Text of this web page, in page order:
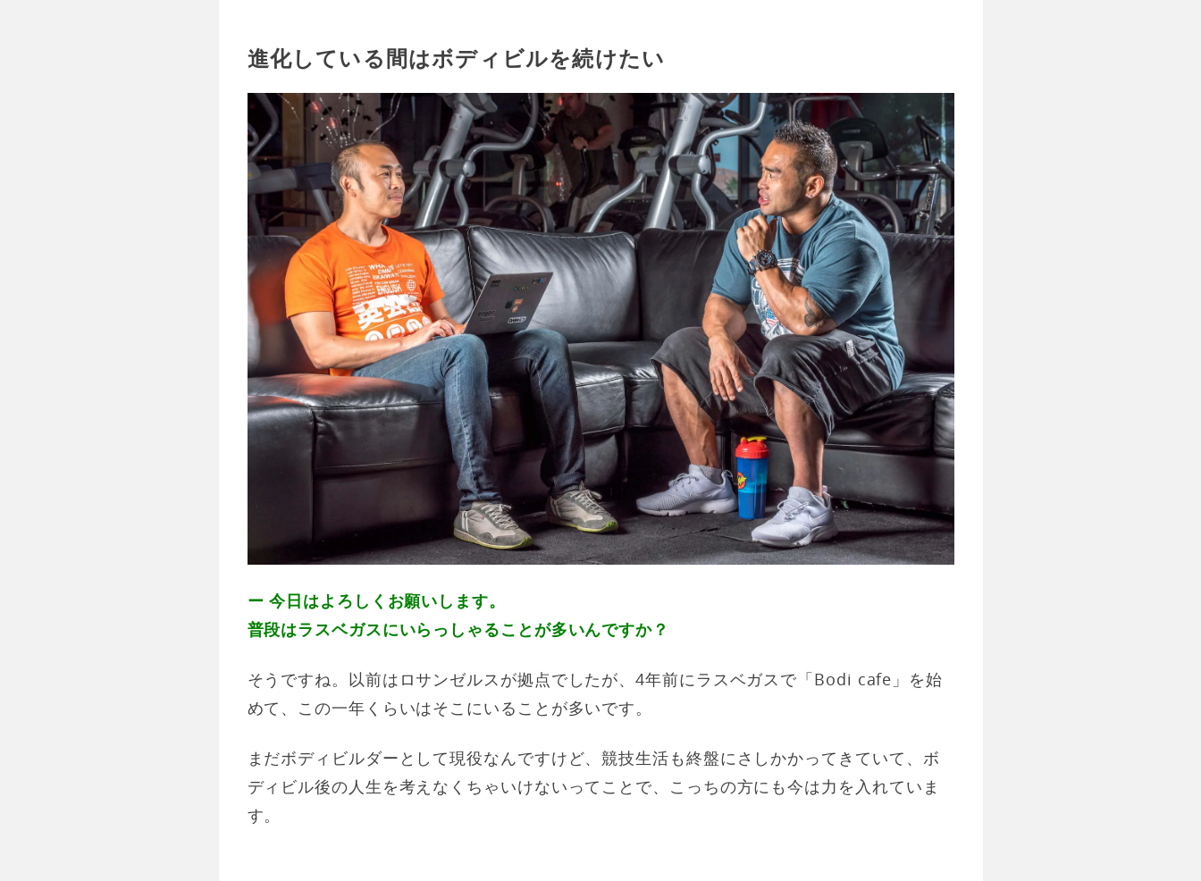
進化している間はボディビルを続けたい
ー 今日はよろしくお願いします。
普段はラスベガスにいらっしゃることが多いんですか？
そうですね。以前はロサンゼルスが拠点でしたが、4年前にラスベガスで「Bodi cafe」を始
めて、この一年くらいはそこにいることが多いです。
まだボディビルダーとして現役なんですけど、競技生活も終盤にさしかかってきていて、ボ
ディビル後の人生を考えなくちゃいけないってことで、こっちの方にも今は力を入れていま
す。